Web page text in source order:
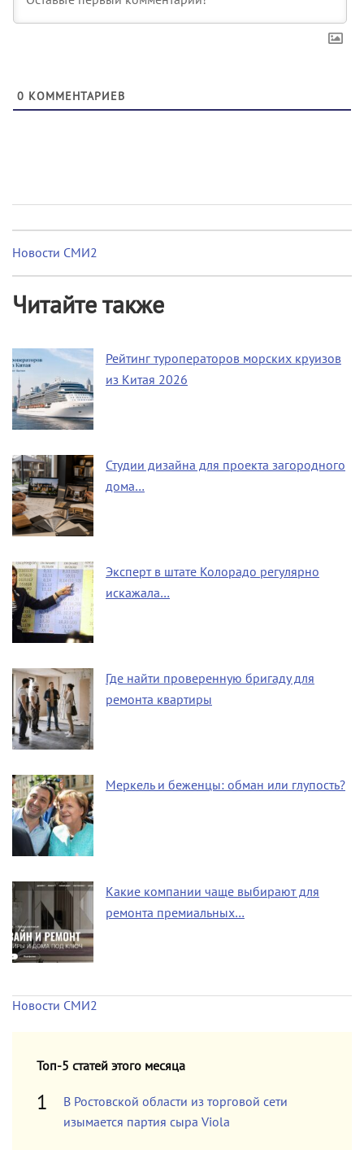
0 КОММЕНТАРИЕВ
Новости СМИ2
Читайте также
Рейтинг туроператоров морских круизов
из Китая 2026
Студии дизайна для проекта загородного
дома…
Эксперт в штате Колорадо регулярно
искажала…
Где найти проверенную бригаду для
ремонта квартиры
Меркель и беженцы: обман или глупость?
Какие компании чаще выбирают для
ремонта премиальных…
Новости СМИ2
Топ-5 статей этого месяца
В Ростовской области из торговой сети
изымается партия сыра Viola